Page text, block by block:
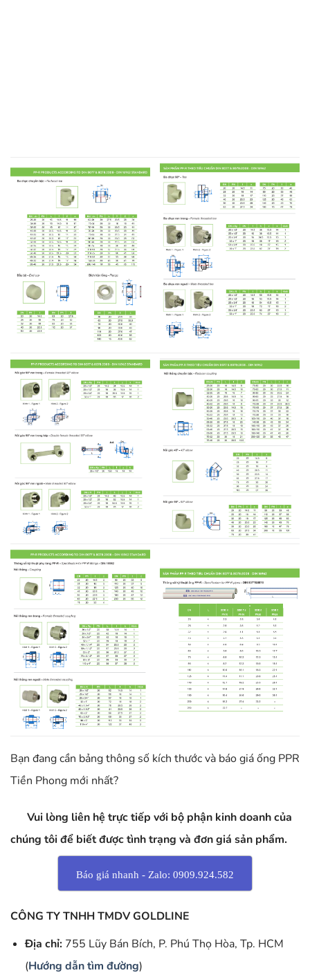
Bạn đang cần bảng thông số kích thước và báo giá ống PPR
Tiền Phong mới nhất?
Vui lòng liên hệ trực tiếp với bộ phận kinh doanh của
chúng tôi để biết được tình trạng và đơn giá sản phẩm.
Báo giá nhanh - Zalo: 0909.924.582
CÔNG TY TNHH TMDV GOLDLINE
Địa chỉ:755 Lũy Bán Bích, P. Phú Thọ Hòa, Tp. HCM
(Hướng dẫn tìm đường)